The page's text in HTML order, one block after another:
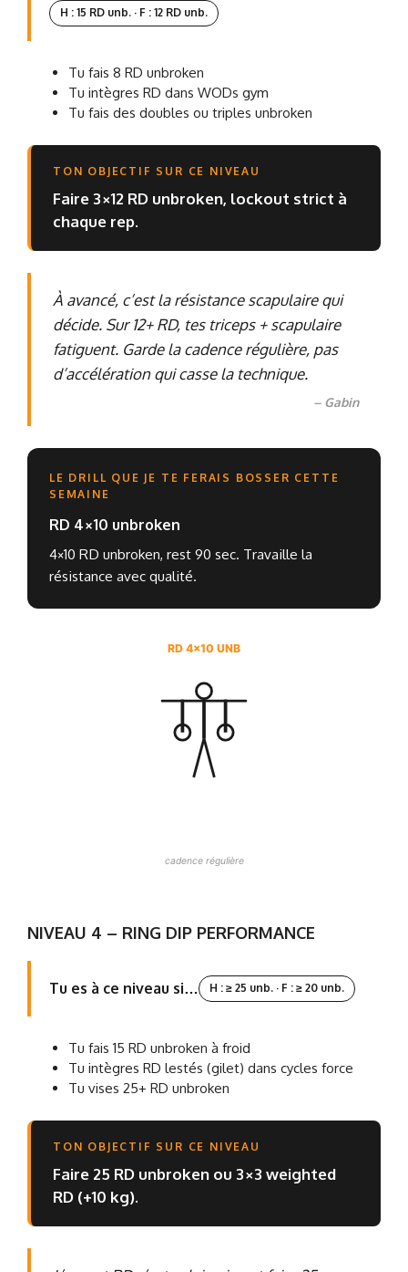
H : 15 RD unb. · F : 12 RD unb.
Tu fais 8 RD unbroken
Tu intègres RD dans WODs gym
Tu fais des doubles ou triples unbroken
TON OBJECTIF SUR CE NIVEAU
Faire 3×12 RD unbroken, lockout strict à
chaque rep.
À avancé, c’est la résistance scapulaire qui
décide. Sur 12+ RD, tes triceps + scapulaire
fatiguent. Garde la cadence régulière, pas
d’accélération qui casse la technique.
– Gabin
LE DRILL QUE JE TE FERAIS BOSSER CETTE
SEMAINE
RD 4×10 unbroken
4×10 RD unbroken, rest 90 sec. Travaille la
résistance avec qualité.
RD 4×10 UNB
cadence régulière
NIVEAU 4 – RING DIP PERFORMANCE
Tu es à ce niveau si… H : ≥ 25 unb. · F : ≥ 20 unb.
Tu fais 15 RD unbroken à froid
Tu intègres RD lestés (gilet) dans cycles force
Tu vises 25+ RD unbroken
TON OBJECTIF SUR CE NIVEAU
Faire 25 RD unbroken ou 3×3 weighted
RD (+10 kg).